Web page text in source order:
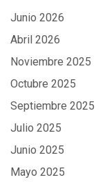
Junio 2026
Abril 2026
Noviembre 2025
Octubre 2025
Septiembre 2025
Julio 2025
Junio 2025
Mayo 2025